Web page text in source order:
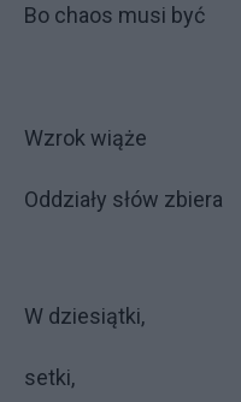
Bo chaos musi być
Wzrok wiąże
Oddziały słów zbiera
W dziesiątki,
setki,